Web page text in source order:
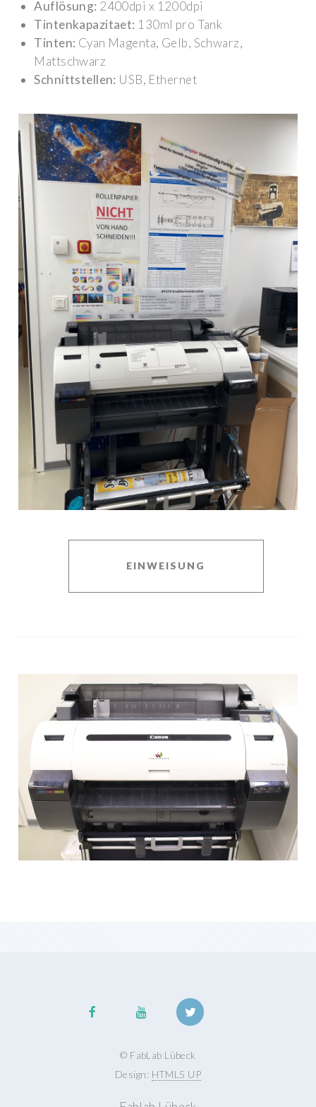
Auflösung: 2400dpi x 1200dpi
Tintenkapazitaet: 130ml pro Tank
Tinten: Cyan Magenta, Gelb, Schwarz,
Mattschwarz
Schnittstellen: USB, Ethernet
EINWEISUNG
© FabLab Lübeck
Design: HTML5 UP